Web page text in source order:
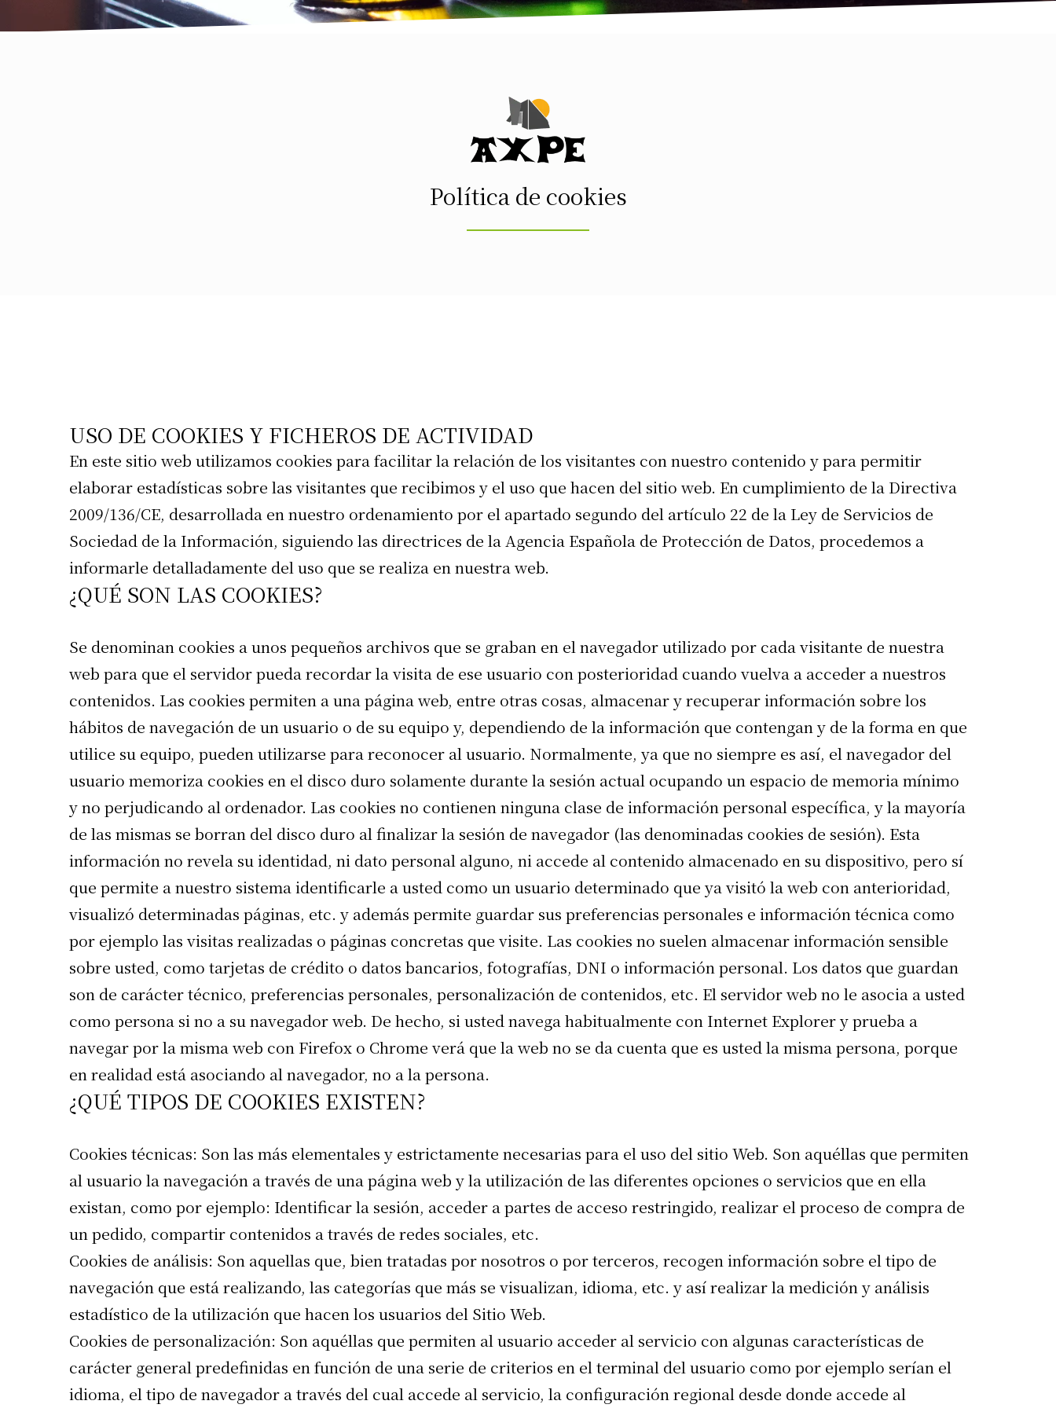
Política de cookies
USO DE COOKIES Y FICHEROS DE ACTIVIDAD
En este sitio web utilizamos cookies para facilitar la relación de los visitantes con nuestro contenido y para permitir
elaborar estadísticas sobre las visitantes que recibimos y el uso que hacen del sitio web. En cumplimiento de la Directiva
2009/136/CE, desarrollada en nuestro ordenamiento por el apartado segundo del artículo 22 de la Ley de Servicios de
Sociedad de la Información, siguiendo las directrices de la Agencia Española de Protección de Datos, procedemos a
informarle detalladamente del uso que se realiza en nuestra web.
¿QUÉ SON LAS COOKIES?
Se denominan cookies a unos pequeños archivos que se graban en el navegador utilizado por cada visitante de nuestra
web para que el servidor pueda recordar la visita de ese usuario con posterioridad cuando vuelva a acceder a nuestros
contenidos. Las cookies permiten a una página web, entre otras cosas, almacenar y recuperar información sobre los
hábitos de navegación de un usuario o de su equipo y, dependiendo de la información que contengan y de la forma en que
utilice su equipo, pueden utilizarse para reconocer al usuario. Normalmente, ya que no siempre es así, el navegador del
usuario memoriza cookies en el disco duro solamente durante la sesión actual ocupando un espacio de memoria mínimo
y no perjudicando al ordenador. Las cookies no contienen ninguna clase de información personal específica, y la mayoría
de las mismas se borran del disco duro al finalizar la sesión de navegador (las denominadas cookies de sesión). Esta
información no revela su identidad, ni dato personal alguno, ni accede al contenido almacenado en su dispositivo, pero sí
que permite a nuestro sistema identificarle a usted como un usuario determinado que ya visitó la web con anterioridad,
visualizó determinadas páginas, etc. y además permite guardar sus preferencias personales e información técnica como
por ejemplo las visitas realizadas o páginas concretas que visite. Las cookies no suelen almacenar información sensible
sobre usted, como tarjetas de crédito o datos bancarios, fotografías, DNI o información personal. Los datos que guardan
son de carácter técnico, preferencias personales, personalización de contenidos, etc. El servidor web no le asocia a usted
como persona si no a su navegador web. De hecho, si usted navega habitualmente con Internet Explorer y prueba a
navegar por la misma web con Firefox o Chrome verá que la web no se da cuenta que es usted la misma persona, porque
en realidad está asociando al navegador, no a la persona.
¿QUÉ TIPOS DE COOKIES EXISTEN?
Cookies técnicas: Son las más elementales y estrictamente necesarias para el uso del sitio Web. Son aquéllas que permiten
al usuario la navegación a través de una página web y la utilización de las diferentes opciones o servicios que en ella
existan, como por ejemplo: Identificar la sesión, acceder a partes de acceso restringido, realizar el proceso de compra de
un pedido, compartir contenidos a través de redes sociales, etc.
Cookies de análisis: Son aquellas que, bien tratadas por nosotros o por terceros, recogen información sobre el tipo de
navegación que está realizando, las categorías que más se visualizan, idioma, etc. y así realizar la medición y análisis
estadístico de la utilización que hacen los usuarios del Sitio Web.
Cookies de personalización: Son aquéllas que permiten al usuario acceder al servicio con algunas características de
carácter general predefinidas en función de una serie de criterios en el terminal del usuario como por ejemplo serían el
idioma, el tipo de navegador a través del cual accede al servicio, la configuración regional desde donde accede al